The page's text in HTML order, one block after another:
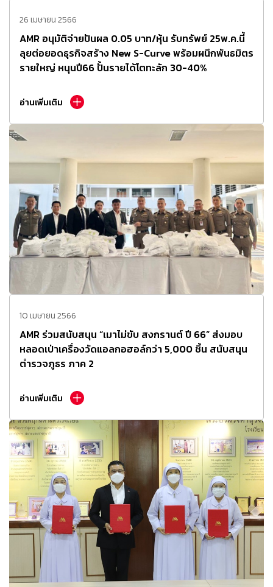
26 เมษายน 2566
AMR อนุมัติจ่ายปันผล 0.05 บาท/หุ้น รับทรัพย์ 25พ.ค.นี้
ลุยต่อยอดธุรกิจสร้าง New S-Curve พร้อมผนึกพันธมิตร
รายใหญ่ หนุนปี66 ปั้นรายได้โตทะลัก 30-40%
อ่านเพิ่มเติม
10 เมษายน 2566
AMR ร่วมสนับสนุน “เมาไม่ขับ สงกรานต์ ปี 66” ส่งมอบ
หลอดเป่าเครื่องวัดแอลกอฮอล์กว่า 5,000 ชิ้น สนับสนุน
ตำรวจภูธร ภาค 2
อ่านเพิ่มเติม